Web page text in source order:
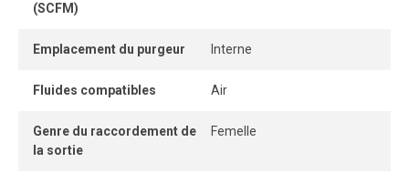
(SCFM)
Emplacement du purgeur Interne
Fluides compatibles Air
Genre du raccordement de
la sortie
Femelle